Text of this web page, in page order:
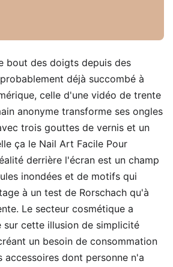
bout des doigts depuis des
déjà succombé à
celle d'une vidéo de trente
anonyme transforme ses ongles
trois gouttes de vernis et un
ça le Nail Art Facile Pour
derrière l'écran est un champ
inondées et de motifs qui
à un test de Rorschach qu'à
Le secteur cosmétique a
sur cette illusion de simplicité
un besoin de consommation
accessoires dont personne n'a